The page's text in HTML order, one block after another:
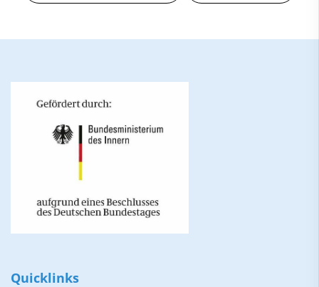
Quicklinks